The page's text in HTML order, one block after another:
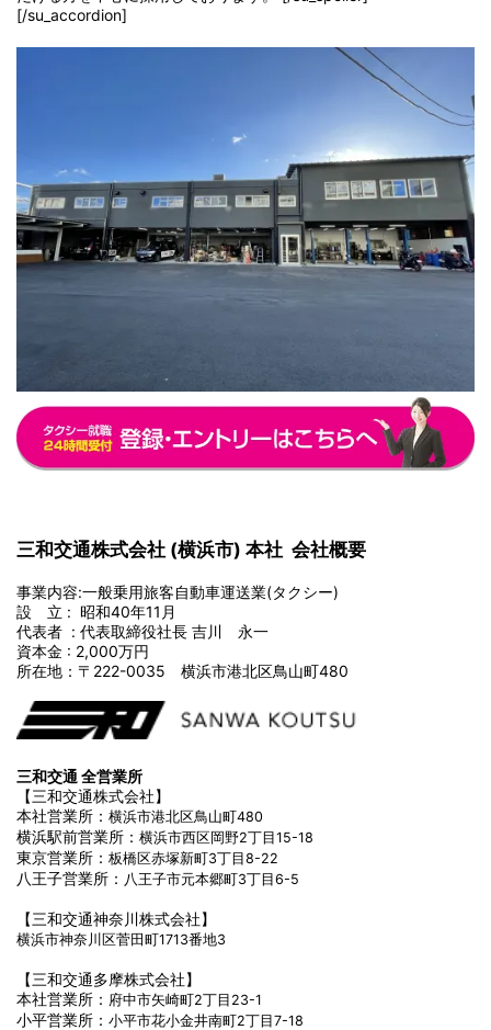
[/su_accordion]
三和交通株式会社 (横浜市) 本社 会社概要
事業内容:一般乗用旅客自動車運送業(タクシー)
設 立 : 昭和40年11月
代表者 : 代表取締役社長 吉川 永一
資本金 : 2,000万円
所在地：〒222-0035 横浜市港北区鳥山町480
三和交通 全営業所
【三和交通株式会社】
本社営業所： 横浜市港北区鳥山町480
横浜駅前営業所： 横浜市西区岡野2丁目15-18
東京営業所： 板橋区赤塚新町3丁目8-22
八王子営業所： 八王子市元本郷町3丁目6-5
【三和交通神奈川株式会社】
横浜市神奈川区菅田町1713番地3
【三和交通多摩株式会社】
本社営業所： 府中市矢崎町2丁目23-1
小平営業所： 小平市花小金井南町2丁目7-18